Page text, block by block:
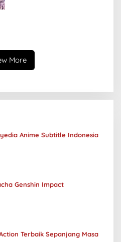
More
Anime Subtitle Indonesia
Genshin Impact
Terbaik Sepanjang Masa